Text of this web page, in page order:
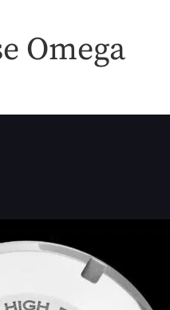
Omega